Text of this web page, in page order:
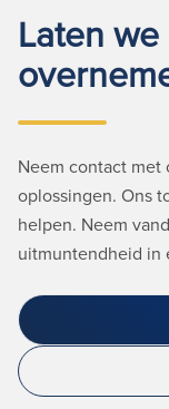
Laten
Neem contact met
oplossingen. Ons
helpen. Neem
uitmuntendheid in